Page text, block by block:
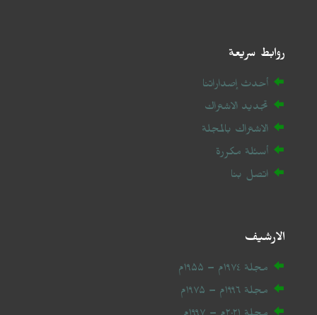
روابط سريعة
أحدث إصداراتنا
تجديد الاشتراك
الاشتراك بالمجلة
أسئلة مكررة
اتصل بنا
الارشيف
مجلة ۱۹۷٤م – ۱۹۵۵م
مجلة ۱۹۹٦م – ۱۹۷۵م